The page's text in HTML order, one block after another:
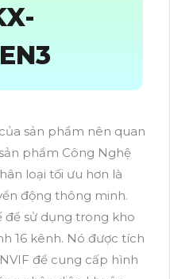
sản phẩm nên quan
phẩm Công Nghệ
loại tối ưu hơn là
động thông minh.
để sử dụng trong kho
16 kênh. Nó được tích
để cung cấp hình